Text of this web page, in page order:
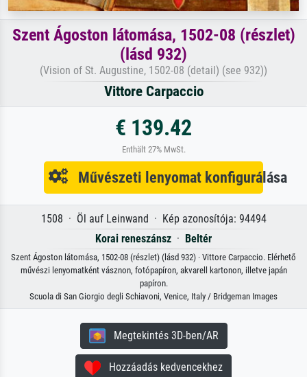
Szent Ágoston látomása, 1502-08 (részlet)
(lásd 932)
(Vision of St. Augustine, 1502-08 (detail) (see 932))
Vittore Carpaccio
€ 139.42
Enthält 27% MwSt.
Művészeti lenyomat konfigurálása
1508 · Öl auf Leinwand · Kép azonosítója: 94494
Korai reneszánsz · Beltér
Szent Ágoston látomása, 1502-08 (részlet) (lásd 932) · Vittore Carpaccio. Elérhető
művészi lenyomatként vásznon, fotópapíron, akvarell kartonon, illetve japán
papíron.
Scuola di San Giorgio degli Schiavoni, Venice, Italy / Bridgeman Images
Megtekintés 3D-ben/AR
Hozzáadás kedvencekhez